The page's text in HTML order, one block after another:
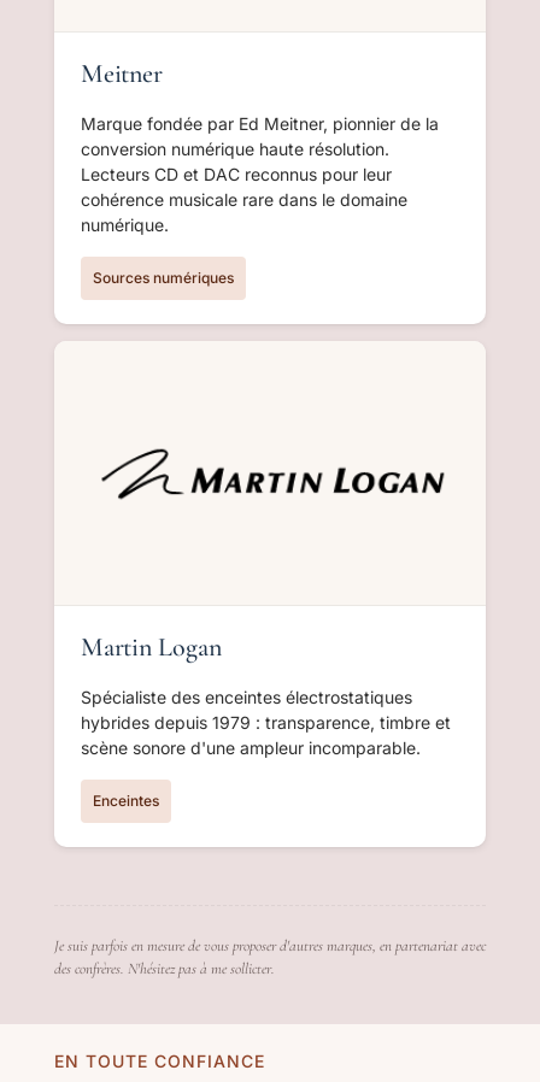
Meitner
Marque fondée par Ed Meitner, pionnier de la
conversion numérique haute résolution.
Lecteurs CD et DAC reconnus pour leur
cohérence musicale rare dans le domaine
numérique.
Sources numériques
Martin Logan
Spécialiste des enceintes électrostatiques
hybrides depuis 1979 : transparence, timbre et
scène sonore d'une ampleur incomparable.
Enceintes
Je suis parfois en mesure de vous proposer d'autres marques, en partenariat avec
des confrères. N'hésitez pas à me sollicter.
EN TOUTE CONFIANCE